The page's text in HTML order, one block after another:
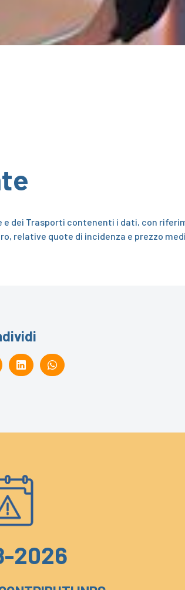
dei Trasporti contenenti i dati, con
relative quote di incidenza e prezzo
2026